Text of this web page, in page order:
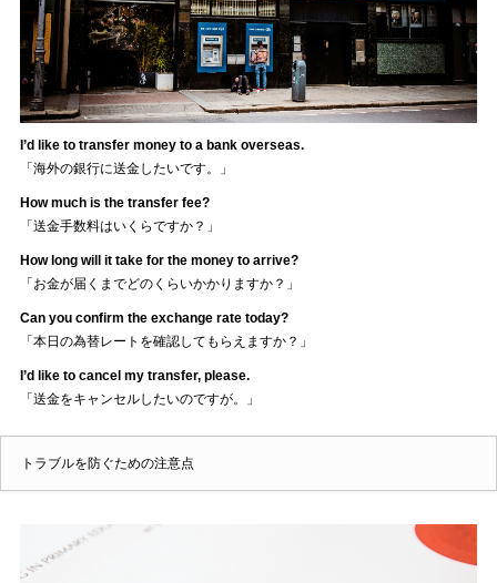
I’d like to transfer money to a bank overseas.
「海外の銀行に送金したいです。」
How much is the transfer fee?
「送金手数料はいくらですか？」
How long will it take for the money to arrive?
「お金が届くまでどのくらいかかりますか？」
Can you confirm the exchange rate today?
「本日の為替レートを確認してもらえますか？」
I’d like to cancel my transfer, please.
「送金をキャンセルしたいのですが。」
トラブルを防ぐための注意点